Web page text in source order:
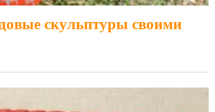
скульптуры своими